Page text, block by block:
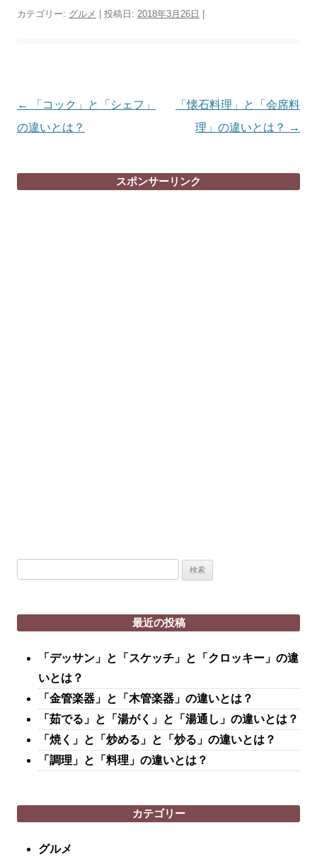
カテゴリー: グルメ | 投稿日: 2018年3月26日
投
稿
ビ
←
「コック」と「シェフ」
の違いとは？
「懐石料理」と「会席料
理」の違いとは？
→
スポンサーリンク
最近の投稿
「デッサン」と「スケッチ」と「クロッキー」の違
いとは？
「金管楽器」と「木管楽器」の違いとは？
「茹でる」と「湯がく」と「湯通し」の違いとは？
「焼く」と「炒める」と「炒る」の違いとは？
「調理」と「料理」の違いとは？
カテゴリー
グルメ